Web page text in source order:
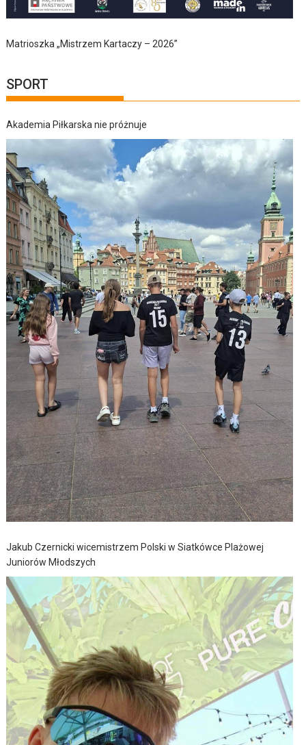
Matrioszka „Mistrzem Kartaczy – 2026”
SPORT
Akademia Piłkarska nie próżnuje
Jakub Czernicki wicemistrzem Polski w Siatkówce Plażowej
Juniorów Młodszych